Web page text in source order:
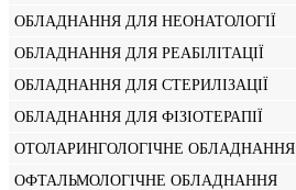
ОБЛАДНАННЯ ДЛЯ НЕОНАТОЛОГІЇ
ОБЛАДНАННЯ ДЛЯ РЕАБІЛІТАЦІЇ
ОБЛАДНАННЯ ДЛЯ СТЕРИЛІЗАЦІЇ
ОБЛАДНАННЯ ДЛЯ ФІЗІОТЕРАПІЇ
ОТОЛАРИНГОЛОГІЧНЕ ОБЛАДНАННЯ
ОФТАЛЬМОЛОГІЧНЕ ОБЛАДНАННЯ